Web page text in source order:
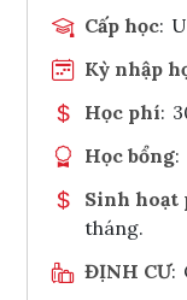
Cấp học:
Kỳ nhập
Học phí:
Học bổng:
Sinh hoạt
tháng.
ĐỊNH CƯ: